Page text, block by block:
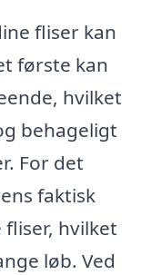
fliser kan
første kan
hvilket
behageligt
For det
faktisk
hvilket
løb. Ved